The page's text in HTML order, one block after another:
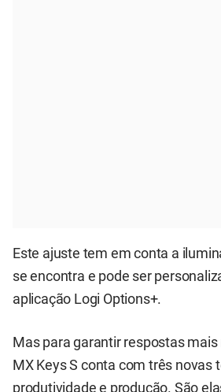
Este ajuste tem em conta a
se encontra e pode ser
aplicação Logi Options+.
Mas para garantir respostas
MX Keys S conta com três novas
produtividade e produção. São